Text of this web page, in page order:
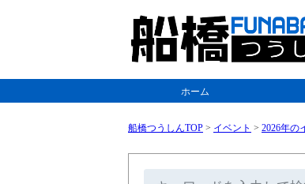
ホーム
船橋つうしんTOP > イベント > 2026年の